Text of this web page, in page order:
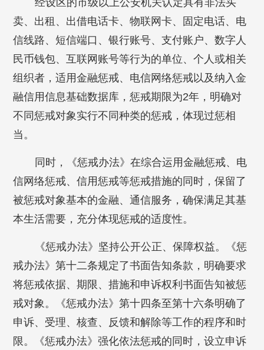
经设区的市级以上公安机关认定具有非法买
卖、出租、出借电话卡、物联网卡、固定电话、电
信线路、短信端口、银行账号、支付账户、数字人
民币钱包、互联网账号等行为的单位、个人或相关
组织者，适用金融惩戒、电信网络惩戒以及纳入金
融信用信息基础数据库，惩戒期限为2年，明确对
不同惩戒对象实行不同种类的惩戒，体现过惩相
当。
同时，《惩戒办法》在综合运用金融惩戒、电
信网络惩戒、信用惩戒等惩戒措施的同时，保留了
被惩戒对象基本的金融、通信服务，确保满足其基
本生活需要，充分体现惩戒的适度性。
《惩戒办法》坚持公开公正、保障权益。《惩
戒办法》第十二条规定了书面告知条款，明确要求
将惩戒依据、期限、措施和申诉权利书面告知被惩
戒对象。《惩戒办法》第十四条至第十六条明确了
申诉、受理、核查、反馈和解除等工作的程序和时
限。《惩戒办法》强化依法惩戒的同时，设立申诉